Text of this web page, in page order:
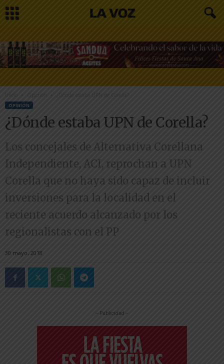
Inicio Opinión ¿Dónde estaba UPN de Corella?
OPINIÓN
¿Dónde estaba UPN de Corella?
Los concejales de Alternativa Corellana
Independiente, ACI, reprochan a UPN
Corella que no haya sido capaz de incluir
inversiones para la localidad en el
reciente acuerdo alcanzado por los
regionalistas con el PP
30 mayo, 2018
-- Publicidad --